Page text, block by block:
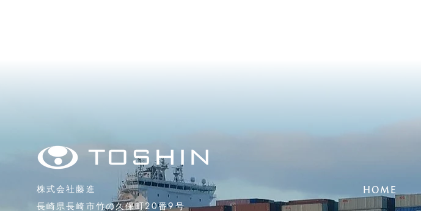
​株式会社藤進
長崎県長崎市竹の久保町20番9号
HOME